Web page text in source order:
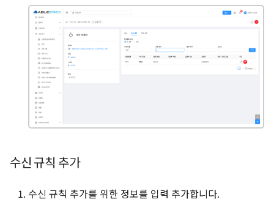
수신 규칙 추가
수신 규칙 추가를 위한 정보를 입력 추가합니다.